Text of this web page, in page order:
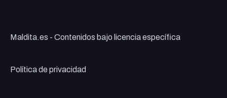
Maldita.es - Contenidos bajo licencia específica
Política de privacidad